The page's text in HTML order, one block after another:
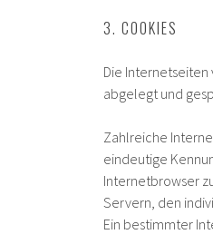
3. COOKIES
Die Internetseiten
abgelegt und
Zahlreiche
eindeutige
Internetbrowser
Servern, den
Ein bestimmter